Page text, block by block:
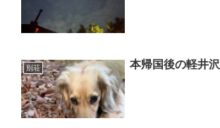
別荘 本帰国後の軽井沢